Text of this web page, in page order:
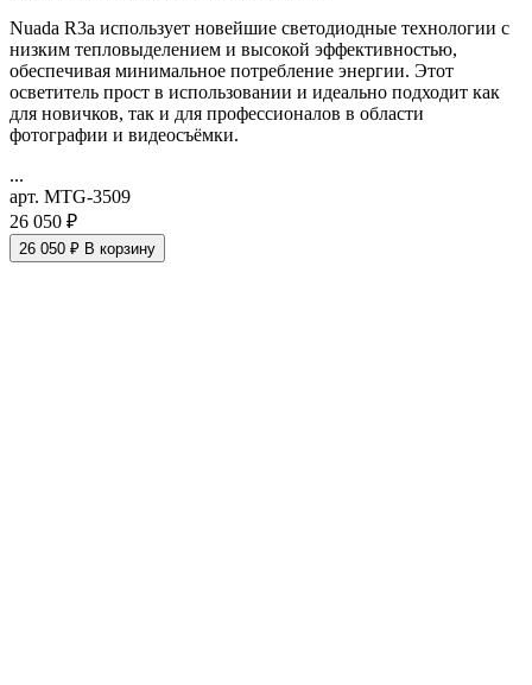
Nuada R3a использует новейшие светодиодные технологии с
низким тепловыделением и высокой эффективностью,
обеспечивая минимальное потребление энергии. Этот
осветитель прост в использовании и идеально подходит как
для новичков, так и для профессионалов в области
фотографии и видеосъёмки.
...
арт. MTG-3509
26 050 ₽
26 050 ₽ В корзину